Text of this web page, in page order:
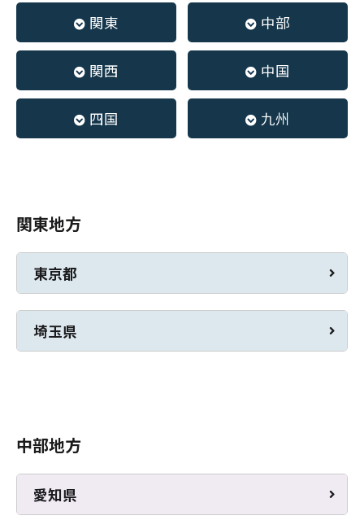
関東 中部
関西 中国
四国 九州
関東地方
東京都
埼玉県
中部地方
愛知県